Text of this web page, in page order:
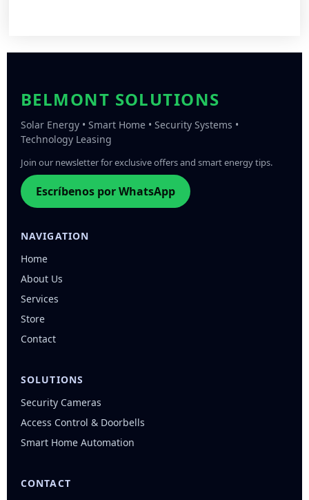
BELMONT SOLUTIONS
Solar Energy • Smart Home • Security Systems •
Technology Leasing
Join our newsletter for exclusive offers and smart energy tips.
Escríbenos por WhatsApp
NAVIGATION
Home
About Us
Services
Store
Contact
SOLUTIONS
Security Cameras
Access Control & Doorbells
Smart Home Automation
CONTACT